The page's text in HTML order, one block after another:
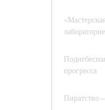
прогресса
Пиратство